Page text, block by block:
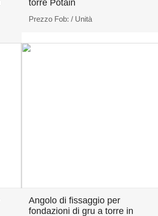
torre Potain
Prezzo Fob:/ Unità
Angolo di fissaggio per
fondazioni di gru a torre in